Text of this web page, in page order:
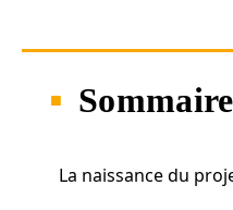
Sommaire
La naissance du